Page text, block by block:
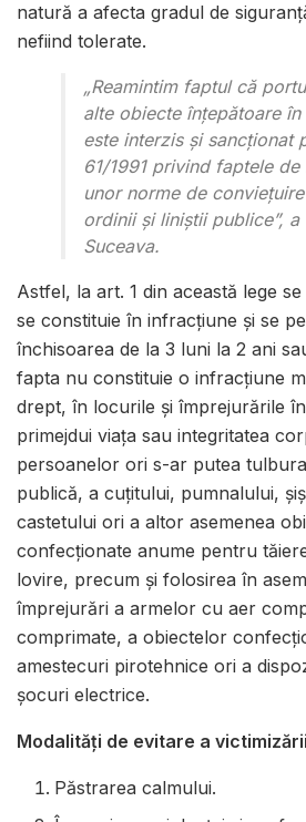
natură a afecta gradul de
nefiind tolerate.
„Reamintim faptul că
alte obiecte înţepătoare
este interzis şi sancţionat
61/1991 privind faptele
unor norme de
ordinii şi liniştii publice”, a
Suceava.
Astfel, la art. 1 din această lege
se constituie în infracţiune şi se
închisoarea de la 3 luni la 2 ani
fapta nu constituie o infracţiune
drept, în locurile şi împrejurările
primejdui viaţa sau integritatea
persoanelor ori s-ar putea
publică, a cuţitului, pumnalului,
castetului ori a altor asemenea
confecţionate anume pentru
lovire, precum şi folosirea în
împrejurări a armelor cu aer
comprimate, a obiectelor
amestecuri pirotehnice ori a
şocuri electrice.
Modalităţi de evitare a
Păstrarea calmului.